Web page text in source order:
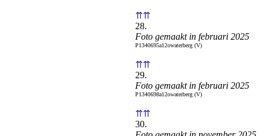
⇈⇈
28.
Foto gemaakt in februari 2025
P1340695a12owaterberg (V)
⇈⇈
29.
Foto gemaakt in februari 2025
P1340698a12owaterberg (V)
⇈⇈
30.